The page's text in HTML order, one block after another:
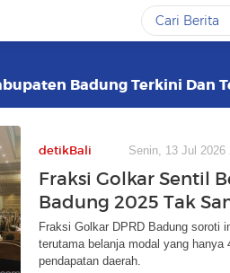
Badung Terkini Dan
detikBali Senin, 13 Jul 2026
Fraksi Golkar Sentil
Badung 2025 Tak
Fraksi Golkar DPRD Badung soroti
terutama belanja modal yang
pendapatan daerah.